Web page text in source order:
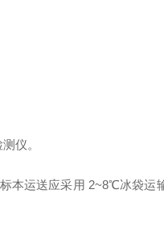
仪。
本运送应采用 2~8℃冰袋运